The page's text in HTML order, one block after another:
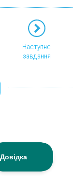
Наступне
завдання